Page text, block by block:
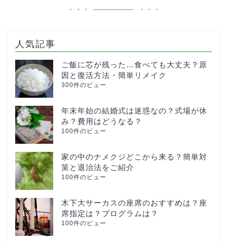
人気記事
ご飯に芯が残った…食べても大丈夫？原
因と復活方法・簡単リメイク
300件のビュー
年末年始の結婚式は迷惑なの？式場が休
み？費用はどうなる？
100件のビュー
家の中のナメクジどこから来る？簡単対
策と退治法をご紹介
100件のビュー
木下大サーカスの座席のおすすめは？座
席指定は？プログラムは？
100件のビュー